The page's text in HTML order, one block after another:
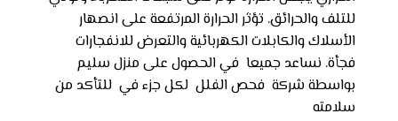
للتلف والحرائق. تؤثر الحرارة المرتفعة على انصهار
الأسلاك والكابلات الكهربائية والتعرض للانفجارات
فجأة. نساعد جميعا في الحصول على منزل سليم
بواسطة شركة فحص الفلل لكل جزء في للتأكد من
سلامته